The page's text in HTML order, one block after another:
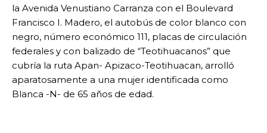
la Avenida Venustiano Carranza con el Boulevard
Francisco I. Madero, el autobús de color blanco con
negro, número económico 111, placas de circulación
federales y con balizado de “Teotihuacanos” que
cubría la ruta Apan- Apizaco-Teotihuacan, arrolló
aparatosamente a una mujer identificada como
Blanca -N- de 65 años de edad.